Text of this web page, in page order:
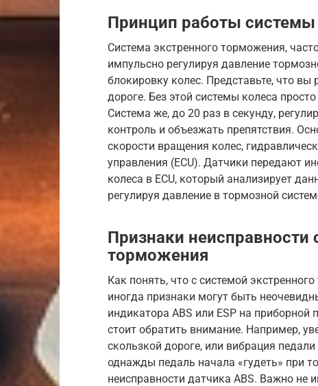
Принцип работы
Система экстренного торможения,
импульсно регулируя давление
блокировку колес. Представьте, что
дороге. Без этой системы колеса
Система же, до 20 раз в секунду,
контроль и объезжать препятствия.
скорости вращения колес,
управления (ECU). Датчики передают
колеса в ECU, который анализирует
регулируя давление в тормозной
Признаки неисправности
торможения
Как понять, что с системой
иногда признаки могут быть
индикатора ABS или ESP на
стоит обратить внимание. Например,
скользкой дороге, или вибрация
однажды педаль начала «гудеть» при
неисправности датчика ABS. Важно не